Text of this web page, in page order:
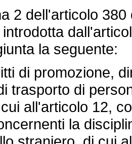
dell'articolo 380
la seguente:
di promozione,
trasporto di
all'articolo 12,
la